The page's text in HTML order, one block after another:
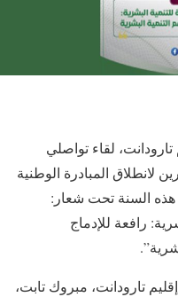
لقاء تواصلي
لانطلاق المبادرة الوطنية
هذه السنة تحت شعار:
رافعة للإدماج
تارودانت، مبروك تابت،